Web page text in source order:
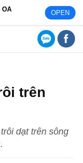
OA OPEN
trên
dạt trên sông